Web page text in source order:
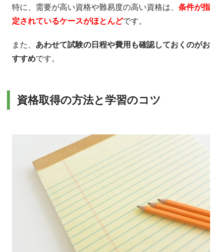
特に、需要が高い資格や難易度の高い資格は、 条件が指
定されているケースがほとんどです。
また、 あわせて試験の日程や費用も確認しておくのがお
すすめです。
資格取得の方法と学習のコツ